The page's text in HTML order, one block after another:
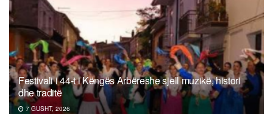
Festivali i 44-t i Këngës Arbëreshe sjell muzikë, histori
dhe traditë
7 GUSHT, 2026